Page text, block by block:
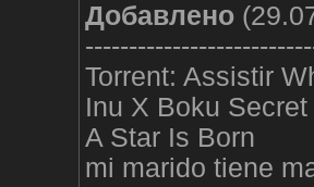
Добавлено
Torrent: Assistir
Inu X Boku
A Star Is Born
mi marido tiene